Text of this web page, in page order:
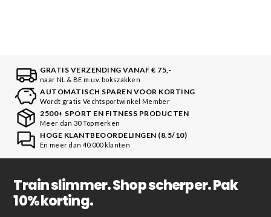
GRATIS VERZENDING VANAF € 75,-
naar NL & BE m.u.v. bokszakken
AUTOMATISCH SPAREN VOOR KORTING
Wordt gratis Vechtsportwinkel Member
2500+ SPORT EN FITNESS PRODUCTEN
Meer dan 30 Topmerken
HOGE KLANTBEOORDELINGEN (8.5/10)
En meer dan 40.000 klanten
Train slimmer. Shop scherper. Pak
10% korting.